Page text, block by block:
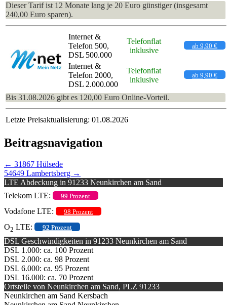
Dieser Tarif ist 12 Monate lang je 20 Euro günstiger (insgesamt
240,00 Euro sparen).
Internet &
Telefon 500,
DSL 500.000
Telefonflat
inklusive
ab 9,90 €
Internet &
Telefon 2000,
DSL 2.000.000
Telefonflat
inklusive
ab 9,90 €
Bis 31.08.2026 gibt es 120,00 Euro Online-Vorteil.
Letzte Preisaktualisierung: 01.08.2026
Beitragsnavigation
← 31867 Hülsede
54649 Lambertsberg →
LTE Abdeckung in 91233 Neunkirchen am Sand
Telekom LTE:
99 Prozent
Vodafone LTE: 98 Prozent
O2 LTE: 92 Prozent
DSL Geschwindigkeiten in 91233 Neunkirchen am Sand
DSL 1.000: ca. 100 Prozent
DSL 2.000: ca. 98 Prozent
DSL 6.000: ca. 95 Prozent
DSL 16.000: ca. 70 Prozent
Ortsteile von Neunkirchen am Sand, PLZ 91233
Neunkirchen am Sand Kersbach